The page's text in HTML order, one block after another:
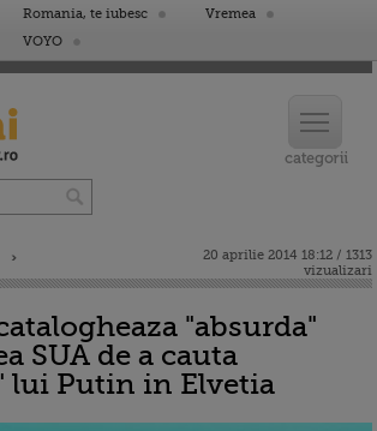
Romania, te iubesc
Vremea
VOYO
20 aprilie 2014 18:12 / 1313
vizualizari
"absurda"
SUA de a cauta
lui Putin in Elvetia